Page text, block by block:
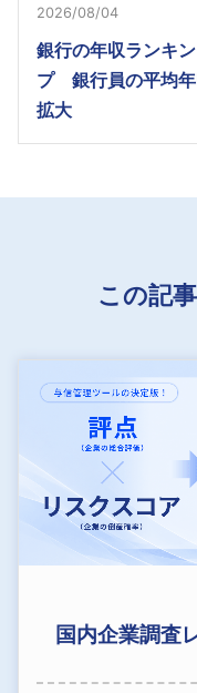
2026/08/04
銀行の年収ランキ
プ 銀行員の平均
拡大
この記
国内企業調査